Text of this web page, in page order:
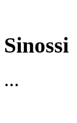
Sinossi
...